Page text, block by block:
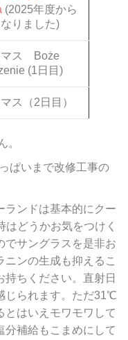
(2025年度から
りました)
マス Boże
(1日目)
ス（2日目）
。
ぱいまで改修工事の
ンドは基本的にクー
どうかお気をつけく
でサングラスを是非お
ンの生成も抑えるこ
持ちください。直射日
じられます。ただ31℃
とはいえモワモワして
分補給もこまめにして